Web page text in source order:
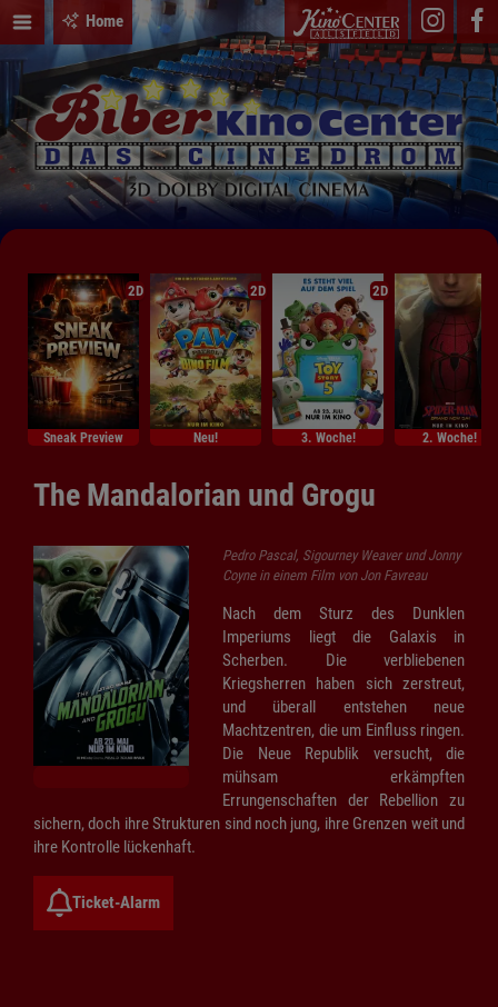
Home
2D
Sneak Preview
2D
Neu!
2D
3. Woche! 2. Woche!
The Mandalorian und Grogu
Pedro Pascal, Sigourney Weaver und Jonny
Coyne in einem Film von Jon Favreau
Nach dem Sturz des Dunklen
Imperiums liegt die Galaxis in
Scherben. Die verbliebenen
Kriegsherren haben sich zerstreut,
und überall entstehen neue
Machtzentren, die um Einfluss ringen.
Die Neue Republik versucht, die
mühsam erkämpften
Errungenschaften der Rebellion zu
sichern, doch ihre Strukturen sind noch jung, ihre Grenzen weit und
ihre Kontrolle lückenhaft.
Ticket-Alarm